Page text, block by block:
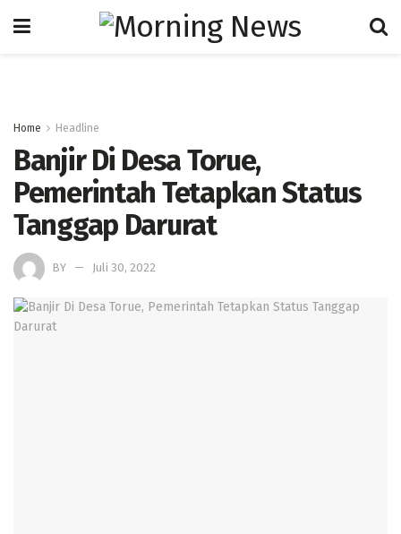
Home Headline
Banjir Di Desa Torue,
Pemerintah Tetapkan Status
Tanggap Darurat
BY Juli 30, 2022